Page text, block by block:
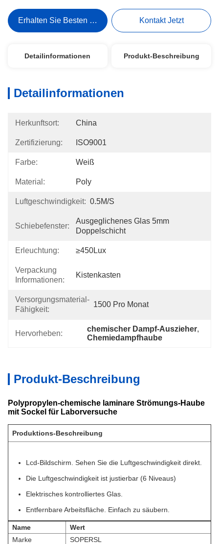
Erhalten Sie Besten Preis Kontakt Jetzt
Detailinformationen Produkt-Beschreibung
Detailinformationen
Herkunftsort: China
Zertifizierung: ISO9001
Farbe: Weiß
Material: Poly
Luftgeschwindigkeit: 0.5M/S
Schiebefenster:
Ausgeglichenes Glas 5mm
Doppelschicht
Erleuchtung: ≥450Lux
Verpackung
Informationen:
Kistenkasten
Versorgungsmaterial-
Fähigkeit:
1500 Pro Monat
Hervorheben:
chemischer Dampf-Auszieher,
Chemiedampfhaube
Produkt-Beschreibung
Polypropylen-chemische laminare Strömungs-Haube
mit Sockel für Laborversuche
Produktions-Beschreibung
Lcd-Bildschirm. Sehen Sie die Luftgeschwindigkeit direkt.
Die Luftgeschwindigkeit ist justierbar (6 Niveaus)
Elektrisches kontrolliertes Glas.
Entfernbare Arbeitsfläche. Einfach zu säubern.
Name
Wert
Marke
SOPERSL